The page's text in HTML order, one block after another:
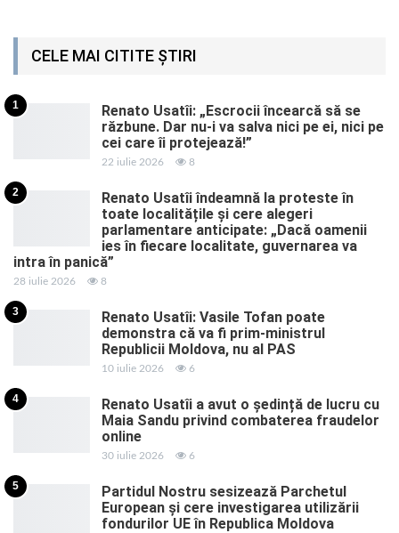
CELE MAI CITITE ȘTIRI
1
Renato Usatîi: „Escrocii încearcă să se
răzbune. Dar nu-i va salva nici pe ei, nici pe
cei care îi protejează!”
22 iulie 2026 8
2
Renato Usatîi îndeamnă la proteste în
toate localitățile și cere alegeri
parlamentare anticipate: „Dacă oamenii
ies în fiecare localitate, guvernarea va
intra în panică”
28 iulie 2026 8
3
Renato Usatîi: Vasile Tofan poate
demonstra că va fi prim-ministrul
Republicii Moldova, nu al PAS
10 iulie 2026 6
4
Renato Usatîi a avut o ședință de lucru cu
Maia Sandu privind combaterea fraudelor
online
30 iulie 2026 6
5
Partidul Nostru sesizează Parchetul
European și cere investigarea utilizării
fondurilor UE în Republica Moldova